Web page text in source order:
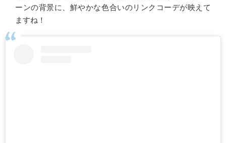
ーンの背景に、鮮やかな色合いのリンクコーデが映えて
ますね！